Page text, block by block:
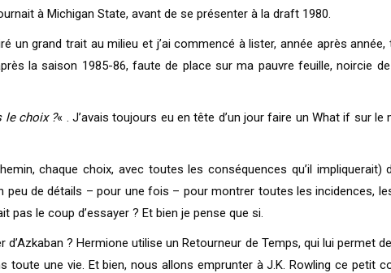
à Michigan State, avant de se présenter à la draft 1980.
un grand trait au milieu et j’ai commencé à lister, année après
la saison 1985-86, faute de place sur ma pauvre feuille, noircie
le choix ?« . J’avais toujours eu en tête d’un jour faire un What if sur
chaque choix, avec toutes les conséquences qu’il
de détails – pour une fois – pour montrer toutes les incidences,
le coup d’essayer ? Et bien je pense que si.
? Hermione utilise un Retourneur de Temps, qui lui permet
toute une vie. Et bien, nous allons emprunter à J.K. Rowling ce petit